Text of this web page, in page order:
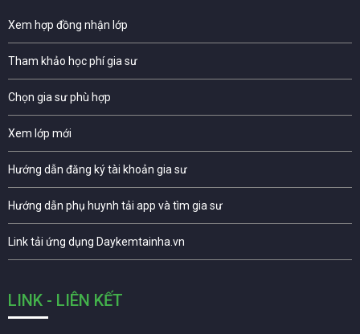
Xem hợp đồng nhận lớp
Tham khảo học phí gia sư
Chọn gia sư phù hợp
Xem lớp mới
Hướng dẫn đăng ký tài khoản gia sư
Hướng dẫn phụ huynh tải app và tìm gia sư
Link tải ứng dụng Daykemtainha.vn
LINK - LIÊN KẾT